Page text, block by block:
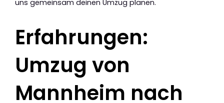
uns gemeinsam deinen Umzug planen.
Erfahrungen:
Umzug von
Mannheim nach